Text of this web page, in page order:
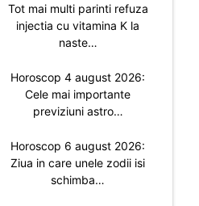
Tot mai multi parinti refuza
injectia cu vitamina K la
naste…
Horoscop 4 august 2026:
Cele mai importante
previziuni astro…
Horoscop 6 august 2026:
Ziua in care unele zodii isi
schimba…